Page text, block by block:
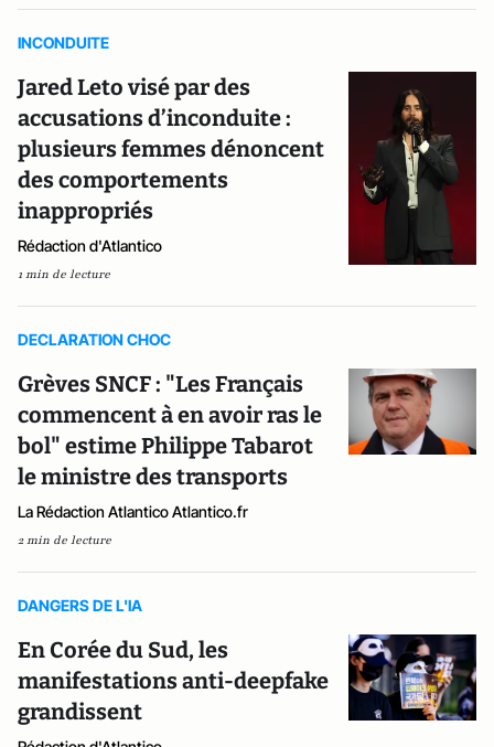
INCONDUITE
Jared Leto visé par des
accusations d’inconduite :
plusieurs femmes dénoncent
des comportements
inappropriés
Rédaction d'Atlantico
1 min de lecture
DECLARATION CHOC
Grèves SNCF : "Les Français
commencent à en avoir ras le
bol" estime Philippe Tabarot
le ministre des transports
La Rédaction Atlantico Atlantico.fr
2 min de lecture
DANGERS DE L'IA
En Corée du Sud, les
manifestations anti-deepfake
grandissent